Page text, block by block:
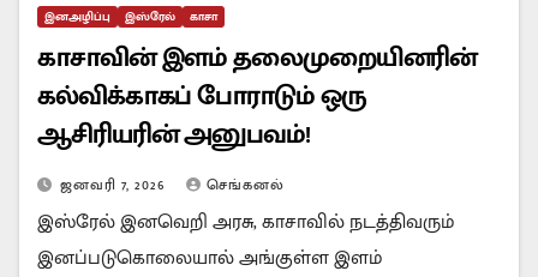
இனஅழிப்பு இஸ்ரேல் காசா
காசாவின் இளம் தலைமுறையினரின்
கல்விக்காகப் போராடும் ஒரு
ஆசிரியரின் அனுபவம்!
ஜனவரி 7, 2026 செங்கனல்
இஸ்ரேல் இனவெறி அரசு, காசாவில் நடத்திவரும்
இனப்படுகொலையால் அங்குள்ள இளம்